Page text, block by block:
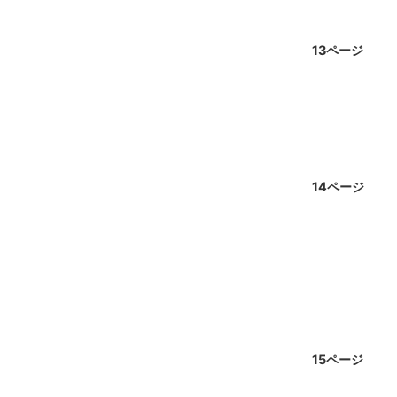
13ページ
14ページ
15ページ